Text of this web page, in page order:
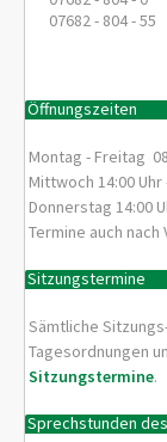
07682 - 804 - 55
Öffnungszeiten
Montag - Freitag
Mittwoch 14:00 Uhr
Donnerstag 14:00
Termine auch
Sitzungstermine
Sämtliche
Tagesordnungen
Sitzungstermine.
Sprechstunden